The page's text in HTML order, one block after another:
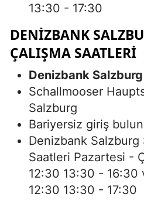
13:30 - 17:30
DENIZBANK
ÇALIŞMA SAATLERI
Denizbank
Schallmooser
Salzburg
Bariyersiz giriş
Denizbank Salzburg
Saatleri Pazartesi -
12:30 13:30 - 16:30
12:30 13:30 - 17:30